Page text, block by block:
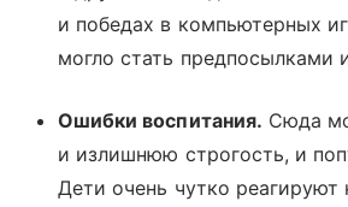
и победах в компьютерных
могло стать предпосылками
Ошибки воспитания. Сюда
и излишнюю строгость, и
Дети очень чутко реагируют